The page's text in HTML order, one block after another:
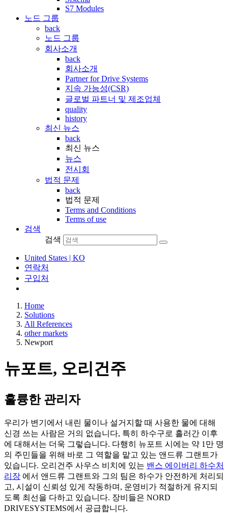
S7 Modules
노드 그룹
back
노드 그룹
회사소개
back
회사소개
Partner for Drive Systems
지속 가능성(CSR)
글로벌 파트너 및 제조업체
quality
history
최신 뉴스
back
최신 뉴스
뉴스
전시회
법적 문제
back
법적 문제
Terms and Conditions
Terms of use
검색
검색
United States | KO
연락처
구입처
Home
Solutions
All References
other markets
Newport
뉴포트, 오리건주
훌륭한 관리자
우리가 변기에서 내린 물이나 설거지할 때 사용한 물에 대해
신경 쓰는 사람은 거의 없습니다, 특히 하수구로 흘러간 이후
에 대해서는 더욱 그렇습니다. 다행히 뉴포트 시에는 약 1만 명
의 주민들을 위해 바로 그 역할을 맡고 있는 앤드류 그랜트가
있습니다. 오리건주 사우스 비치에 있는 밴스 에이버리 하수처
리장 에서 앤드류 그랜트와 그의 팀은 하수가 안전하게 처리되
고, 시설이 신뢰성 있게 작동하며, 운영비가 적절하게 유지되
도록 최선을 다하고 있습니다. 장비들은 NORD
DRIVESYSTEMS에서 공급합니다.